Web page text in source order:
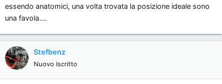
essendo anatomici, una volta trovata la posizione ideale sono
una favola....
Stefbenz
Nuovo Iscritto